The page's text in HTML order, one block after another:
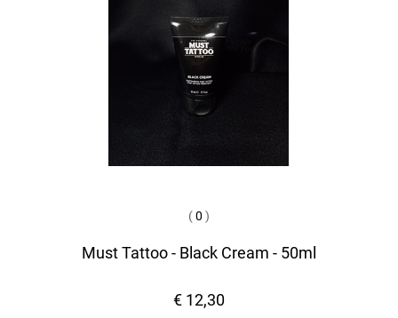
(0 )
Must Tattoo - Black Cream - 50ml
€ 12,30